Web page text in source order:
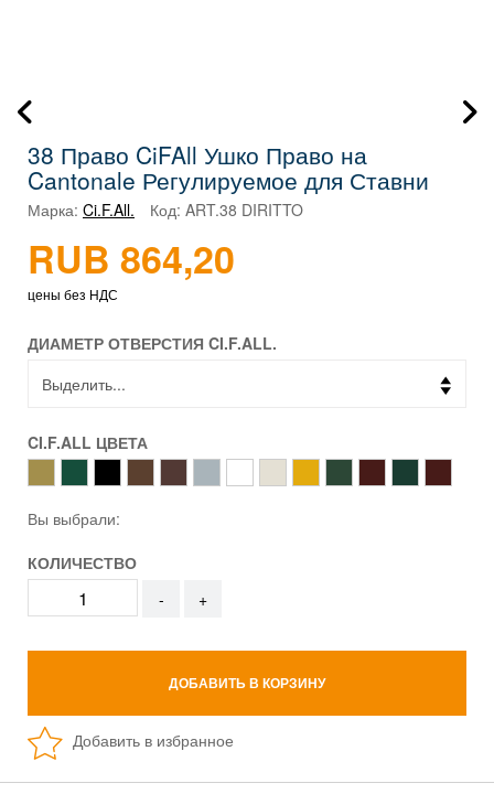
38 Право CiFAll Ушко Право на
Cantonale Регулируемое для Ставни
Марка: Ci.F.All. Код: ART.38 DIRITTO
RUB 864,20
цены без НДС
ДИАМЕТР ОТВЕРСТИЯ CI.F.ALL.
CI.F.ALL ЦВЕТА
Вы выбрали:
КОЛИЧЕСТВО
-
+
ДОБАВИТЬ В КОРЗИНУ
Добавить в избранное